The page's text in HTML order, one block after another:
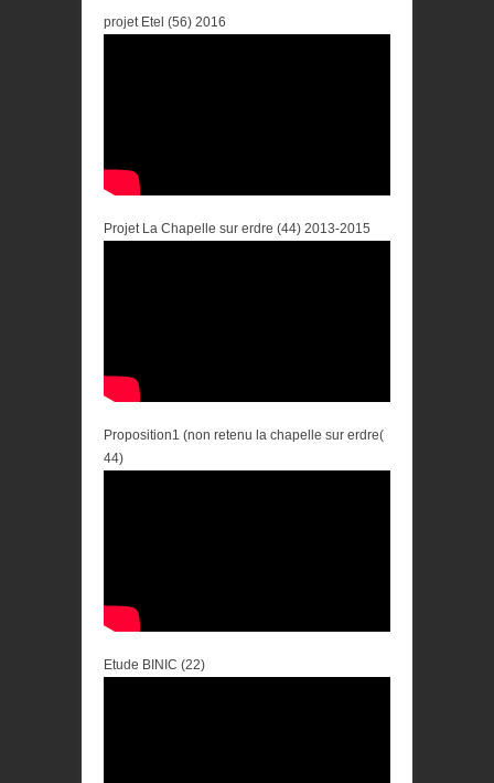
projet Etel (56) 2016
Projet La Chapelle sur erdre (44) 2013-2015
Proposition1 (non retenu la chapelle sur erdre(
44)
Etude BINIC (22)